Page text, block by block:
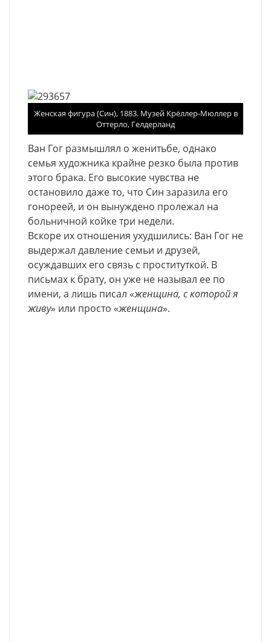
Женская фигура (Син), 1883. Музей Крёллер-Мюллер в
Оттерло, Гелдерланд
Ван Гог размышлял о женитьбе, однако
семья художника крайне резко была против
этого брака. Его высокие чувства не
остановило дажето, что Син заразила его
гонореей, и он вынуждено пролежал на
больничной койкетри недели.
Вскоре их отношения ухудшились: Ван Гог не
выдержал давление семьи и друзей,
осуждавших его связь с проституткой. В
письмах к брату, он уже не называл ее по
имени, а лишь писал «женщина, скоторойя
живу» или просто «женщина».